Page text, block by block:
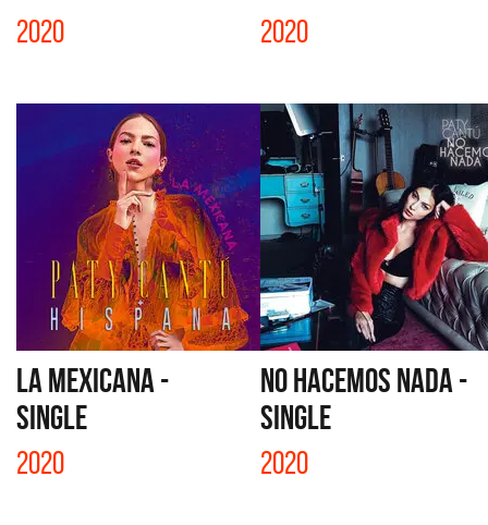
2020 2020
LA MEXICANA -
SINGLE
2020
NO HACEMOS NADA -
SINGLE
2020